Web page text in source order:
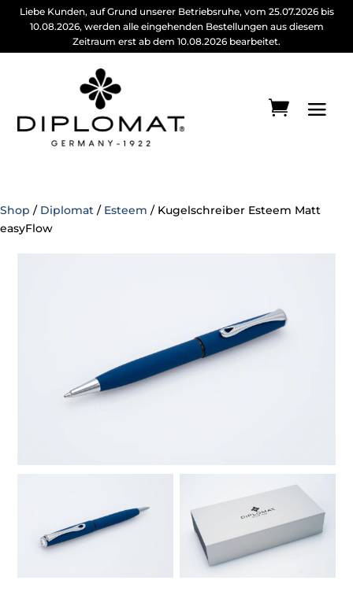
Liebe Kunden, auf Grund unserer Betriebsruhe, vom 25.07.2026 bis
10.08.2026, werden alle eingehenden Bestellungen aus diesem
Zeitraum erst ab dem 10.08.2026 bearbeitet.
Shop / Diplomat / Esteem / Kugelschreiber Esteem Matt
easyFlow